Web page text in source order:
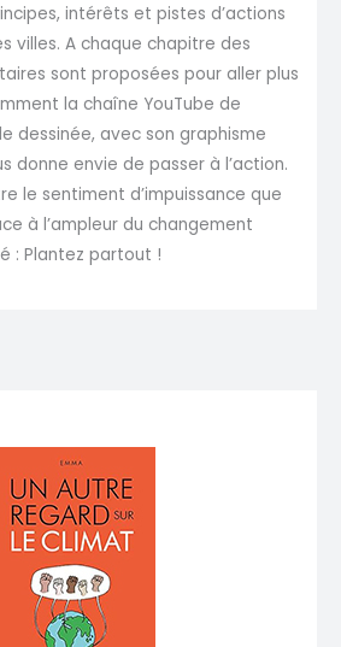
intérêts et pistes d’actions
villes. A chaque chapitre des
sont proposées pour aller plus
la chaîne YouTube de
dessinée, avec son graphisme
donne envie de passer à l’action.
le sentiment d’impuissance que
à l’ampleur du changement
: Plantez partout !